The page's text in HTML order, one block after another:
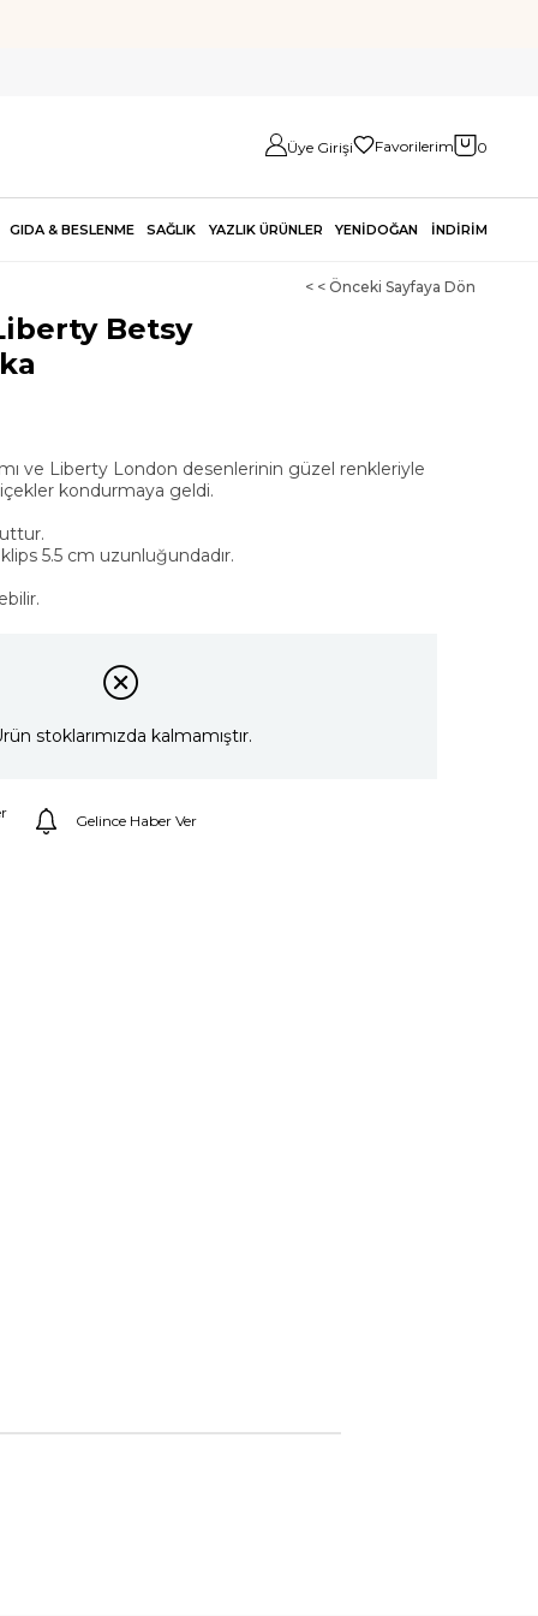
Üye Girişi Favorilerim 0
GIDA & BESLENME SAĞLIK YAZLIK ÜRÜNLER YENİDOĞAN İNDİRİM
< < Önceki Sayfaya Dön
Betsy
ve Liberty London desenlerinin güzel renkleriyle
kondurmaya geldi.
5.5 cm uzunluğundadır.
stoklarımızda kalmamıştır.
Gelince Haber Ver